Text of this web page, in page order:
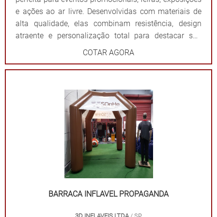
e ações ao ar livre. Desenvolvidas com materiais de
alta qualidade, elas combinam resistência, design
atraente e personalização total para destacar sua
marca de forma impactante. Cada tenda é projetada
ampla visibilidade com cores vibrantes e áreas
mensagem. Além de proteger contra sol ou chuva,
elas criam um ponto de referência visual que atrai o
público e fortalece sua presença em qualquer evento.
Por que escolher as tendas infláveis da 3D Mídia
impressões exclusivas. Praticidade: Fácil transporte,
montagem e desmontagem. Durabilidade: Feitas com
materiais resistentes para uso frequente. Impacto
visual: Garantem destaque em meio a qualquer
COTAR AGORA
BARRACA INFLAVEL PROPAGANDA